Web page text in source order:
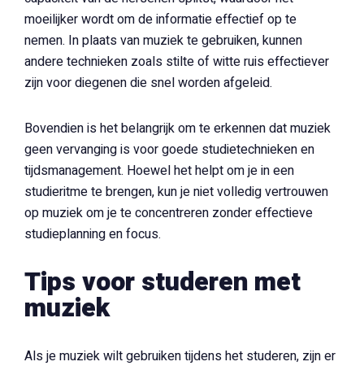
moeilijker wordt om de informatie effectief op te
nemen. In plaats van muziek te gebruiken, kunnen
andere technieken zoals stilte of witte ruis effectiever
zijn voor diegenen die snel worden afgeleid.
Bovendien is het belangrijk om te erkennen dat muziek
geen vervanging is voor goede studietechnieken en
tijdsmanagement. Hoewel het helpt om je in een
studieritme te brengen, kun je niet volledig vertrouwen
op muziek om je te concentreren zonder effectieve
studieplanning en focus.
Tips voor studeren met
muziek
Als je muziek wilt gebruiken tijdens het studeren, zijn er